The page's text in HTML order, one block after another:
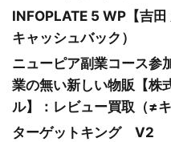
INFOPLATE 5 WP【吉
キャッシュバック）
ニューピア副業コース
業の無い新しい物販【株
ル】：レビュー買取（≠
ターゲットキング V2